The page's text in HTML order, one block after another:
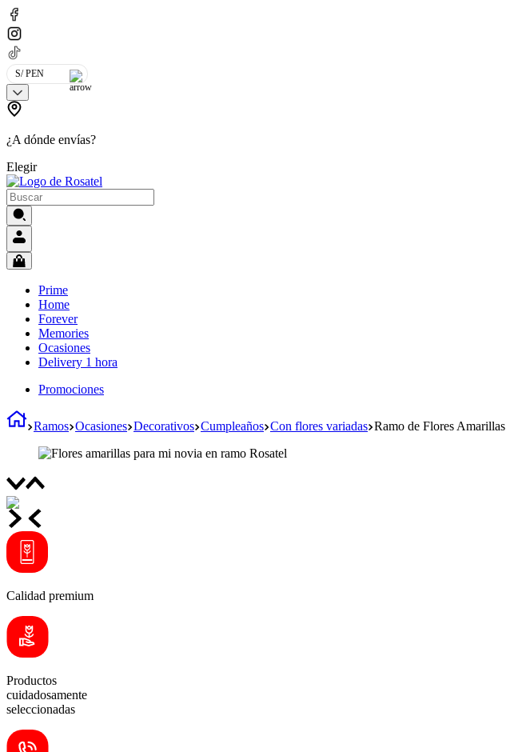
S/ PEN
¿A dónde envías?
Elegir
Prime
Home
Forever
Memories
Ocasiones
Delivery 1 hora
Promociones
Ramos Ocasiones Decorativos Cumpleaños Con flores variadas Ramo de Flores Amarillas
Calidad premium
Productos
cuidadosamente
seleccionadas